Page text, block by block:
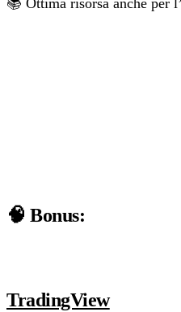
📚 Ottima risorsa anche per
🧠 Bonus:
TradingView